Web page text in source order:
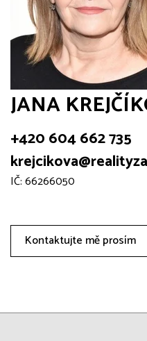
JANA
+420 604 662 735
IČ: 66266050
Kontaktujte mě prosím